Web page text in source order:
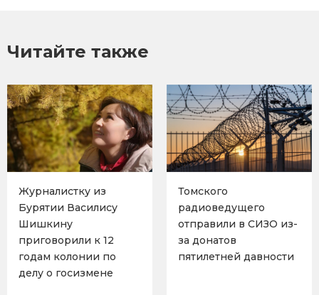
Читайте также
Журналистку из
Бурятии Василису
Шишкину
приговорили к 12
годам колонии по
делу о госизмене
Томского
радиоведущего
отправили в СИЗО из-
за донатов
пятилетней давности